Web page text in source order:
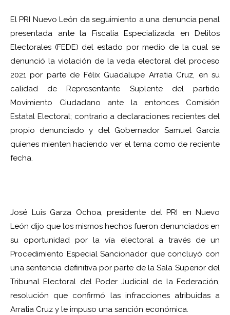
El PRI Nuevo León da seguimiento a una denuncia penal
presentada ante la Fiscalía Especializada en Delitos
Electorales (FEDE) del estado por medio de la cual se
denunció la violación de la veda electoral del proceso
2021 por parte de Félix Guadalupe Arratia Cruz, en su
calidad de Representante Suplente del partido
Movimiento Ciudadano ante la entonces Comisión
Estatal Electoral; contrario a declaraciones recientes del
propio denunciado y del Gobernador Samuel García
quienes mienten haciendo ver el tema como de reciente
fecha.
José Luis Garza Ochoa, presidente del PRI en Nuevo
León dijo que los mismos hechos fueron denunciados en
su oportunidad por la vía electoral a través de un
Procedimiento Especial Sancionador que concluyó con
una sentencia definitiva por parte de la Sala Superior del
Tribunal Electoral del Poder Judicial de la Federación,
resolución que confirmó las infracciones atribuidas a
Arratia Cruz y le impuso una sanción económica.